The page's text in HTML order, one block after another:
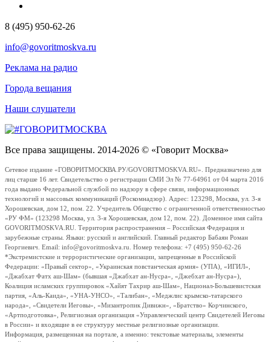
8 (495) 950-62-26
info@govoritmoskva.ru
Реклама на радио
Города вещания
Наши слушатели
Все права защищены. 2014-2026 © «Говорит Москва»
Сетевое издание «ГОВОРИТМОСКВА.РУ/GOVORITMOSKVA.RU». Предназначено для
лиц старше 16 лет. Свидетельство о регистрации СМИ Эл № 77-64961 от 04 марта 2016
года выдано Федеральной службой по надзору в сфере связи, информационных
технологий и массовых коммуникаций (Роскомнадзор). Адрес: 123298, Москва, ул. 3-я
Хорошевская, дом 12, пом. 22. Учредитель Общество с ограниченной ответственностью
«РУ ФМ» (123298 Москва, ул. 3-я Хорошевская, дом 12, пом. 22). Доменное имя сайта
GOVORITMOSKVA.RU. Территория распространения – Российская Федерация и
зарубежные страны. Языки: русский и английский. Главный редактор Бабаян Роман
Георгиевич. Email: info@govoritmoskva.ru. Номер телефона: +7 (495) 950-62-26
*Экстремистские и террористические организации, запрещенные в Российской
Федерации: «Правый сектор», «Украинская повстанческая армия» (УПА), «ИГИЛ»,
«Джабхат Фатх аш-Шам» (бывшая «Джабхат ан-Нусра», «Джебхат ан-Нусра»),
Коалиция исламских группировок «Хайят Тахрир аш-Шам», Национал-Большевистская
партия, «Аль-Каида», «УНА-УНСО», «Талибан», «Меджлис крымско-татарского
народа», «Свидетели Иеговы», «Мизантропик Дивижн», «Братство» Корчинского,
«Артподготовка», Религиозная организация «Управленческий центр Свидетелей Иеговы
в России» и входящие в ее структуру местные религиозные организации.
Информация, размещенная на портале, а именно: текстовые материалы, элементы